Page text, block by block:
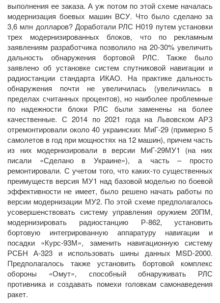
выполнения ее заказа. А уж потом по этой схеме началась
модернизация боевых машин ВСУ. Что было сделано за
3,6 млн долларов? Доработали РЛС H019 путем установки
трех модернизированных блоков, что по рекламным
заявлениям разработчика позволило на 20-30% увеличить
дальность обнаружения бортовой РЛС. Также было
заявлено об установке систем спутниковой навигации и
радиостанции стандарта ИКАО. На практике дальность
обнаружения почти не увеличилась (увеличилась в
пределах считанных процентов), но наиболее проблемные
по надежности блоки РЛС были заменены на более
качественные. С 2014 по 2021 года на Львовском АРЗ
отремонтировали около 40 украинских МиГ-29 (примерно 5
самолетов в год при мощностях на 12 машин), причем часть
из них модернизировали в версии МиГ-29МУ1 (на них
писали «Сделано в Украине»), а часть – просто
ремонтировали. С учетом того, что каких-то существенных
преимуществ версия МУ1 над базовой моделью по боевой
эффективности не имеет, было решено начать работы по
версии модернизации МУ2. По этой схеме предполагалось
усовершенствовать систему управления оружием 20ПМ,
модернизировать радиостанцию Р-862, установить
бортовую интегрированную аппаратуру навигации и
посадки «Курс-93М», заменить навигационную систему
РСБН А-323 и использовать шины данных MSD-2000.
Предполагалось также установить бортовой комплекс
обороны «Омут», способный обнаруживать РЛС
противника и создавать помехи головкам самонаведения
ракет.